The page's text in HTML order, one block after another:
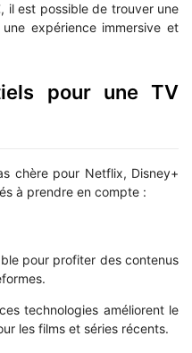
il est possible de trouver une
expérience immersive et
pour une TV
chère pour Netflix, Disney+
à prendre en compte :
pour profiter des contenus
technologies améliorent le
les films et séries récents.